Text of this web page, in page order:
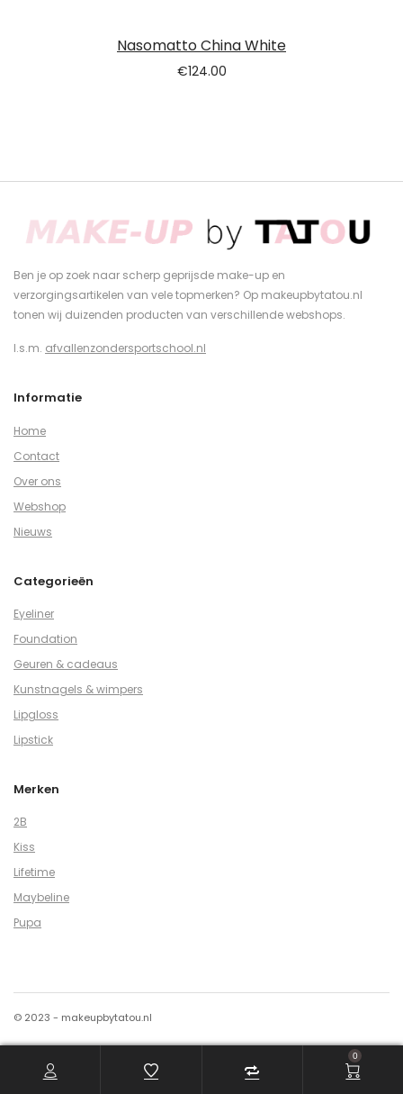
Nasomatto China White
€124.00
Ben je op zoek naar scherp geprijsde make-up en
verzorgingsartikelen van vele topmerken? Op makeupbytatou.nl
tonen wij duizenden producten van verschillende webshops.
I.s.m. afvallenzondersportschool.nl
Informatie
Home
Contact
Over ons
Webshop
Nieuws
Categorieën
Eyeliner
Foundation
Geuren & cadeaus
Kunstnagels & wimpers
Lipgloss
Lipstick
Merken
2B
Kiss
Lifetime
Maybeline
Pupa
© 2023 - makeupbytatou.nl
0